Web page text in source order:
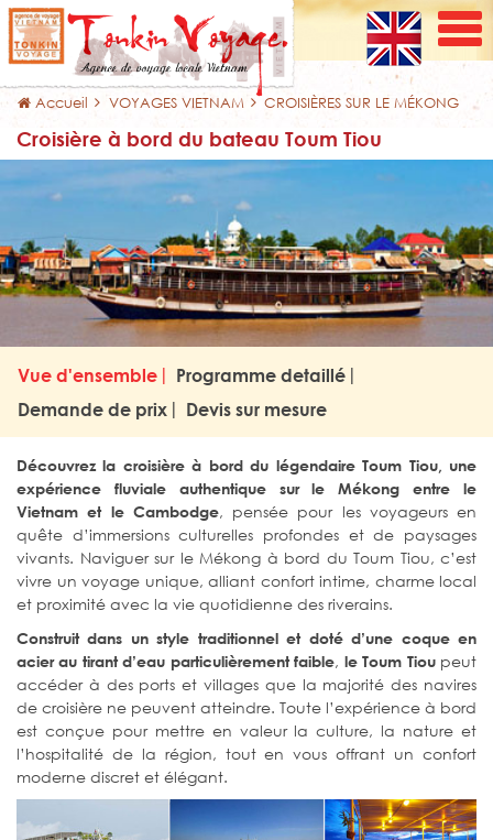
Accueil VOYAGES VIETNAM CROISIÈRES SUR LE MÉKONG
Croisière à bord du bateau Toum Tiou
Vue d'ensemble
Programme detaillé
Demande de prix
Devis sur mesure
Découvrez la croisière à bord du légendaire Toum Tiou, une
expérience fluviale authentique sur le Mékong entre le
Vietnam et le Cambodge, pensée pour les voyageurs en
quête d’immersions culturelles profondes et de paysages
vivants. Naviguer sur le Mékong à bord du Toum Tiou, c’est
vivre un voyage unique, alliant confort intime, charme local
et proximité avec la vie quotidienne des riverains.
Construit dans un style traditionnel et doté d’une coque en
acier au tirant d’eau particulièrement faible, le Toum Tioupeut
accéder à des ports et villages que la majorité des navires
de croisière ne peuvent atteindre. Toute l’expérience à bord
est conçue pour mettre en valeur la culture, la nature et
l’hospitalité de la région, tout en vous offrant un confort
moderne discret et élégant.